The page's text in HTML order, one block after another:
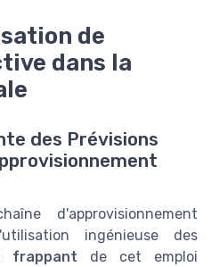
de
dans la
des Prévisions
d'approvisionnement
ingénieuse des
frappant de cet emploi